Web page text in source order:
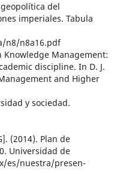
del
imperiales. Tabula
n8/n8a16.pdf
Knowledge Management:
discipline. In D. J.
and Higher
y sociedad.
(2014). Plan de
Universidad de
es/nuestra/presen-